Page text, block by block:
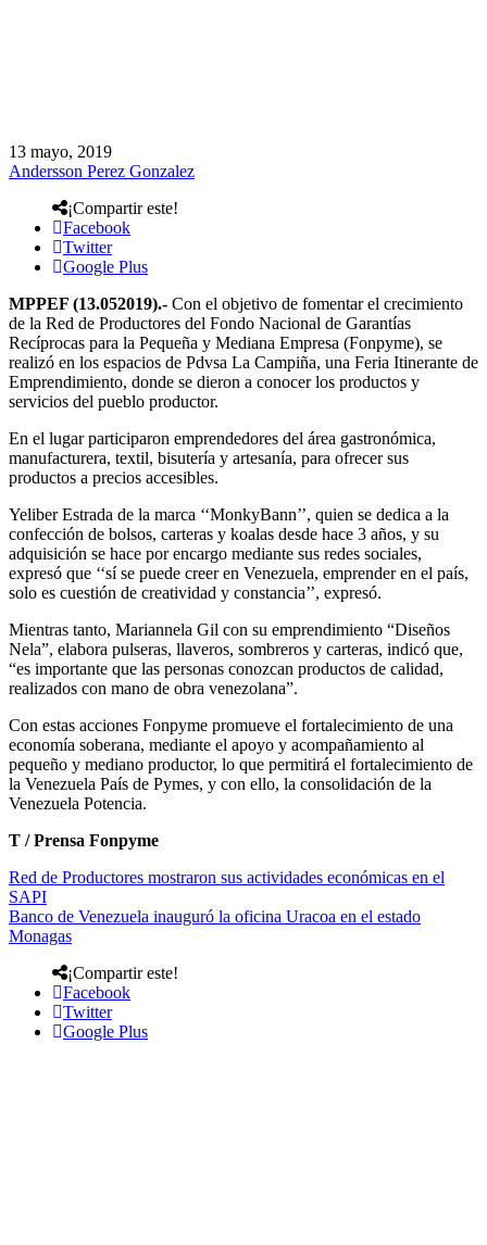
13 mayo, 2019
Andersson Perez Gonzalez
¡Compartir este!
Facebook
Twitter
Google Plus
MPPEF (13.052019).- Con el objetivo de fomentar el crecimiento
de la Red de Productores del Fondo Nacional de Garantías
Recíprocas para la Pequeña y Mediana Empresa (Fonpyme), se
realizó en los espacios de Pdvsa La Campiña, una Feria Itinerante de
Emprendimiento, donde se dieron a conocer los productos y
servicios del pueblo productor.
En el lugar participaron emprendedores del área gastronómica,
manufacturera, textil, bisutería y artesanía, para ofrecer sus
productos a precios accesibles.
Yeliber Estrada de la marca ‘‘MonkyBann’’, quien se dedica a la
confección de bolsos, carteras y koalas desde hace 3 años, y su
adquisición se hace por encargo mediante sus redes sociales,
expresó que ‘‘sí se puede creer en Venezuela, emprender en el país,
solo es cuestión de creatividad y constancia’’, expresó.
Mientras tanto, Mariannela Gil con su emprendimiento “Diseños
Nela”, elabora pulseras, llaveros, sombreros y carteras, indicó que,
“es importante que las personas conozcan productos de calidad,
realizados con mano de obra venezolana”.
Con estas acciones Fonpyme promueve el fortalecimiento de una
economía soberana, mediante el apoyo y acompañamiento al
pequeño y mediano productor, lo que permitirá el fortalecimiento de
la Venezuela País de Pymes, y con ello, la consolidación de la
Venezuela Potencia.
T / Prensa Fonpyme
Red de Productores mostraron sus actividades económicas en el
SAPI
Banco de Venezuela inauguró la oficina Uracoa en el estado
Monagas
¡Compartir este!
Facebook
Twitter
Google Plus